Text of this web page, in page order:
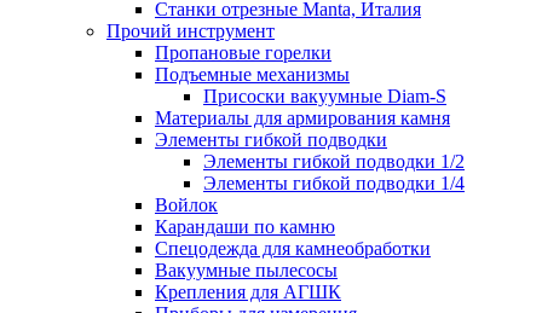
Станки отрезные Manta, Италия
Прочий инструмент
Пропановые горелки
Подъeмные механизмы
Присоски вакуумные Diam-S
Материалы для армирования камня
Элементы гибкой подводки
Элементы гибкой подводки 1/2
Элементы гибкой подводки 1/4
Войлок
Карандаши по камню
Спецодежда для камнеобработки
Вакуумные пылесосы
Крепления для АГШК